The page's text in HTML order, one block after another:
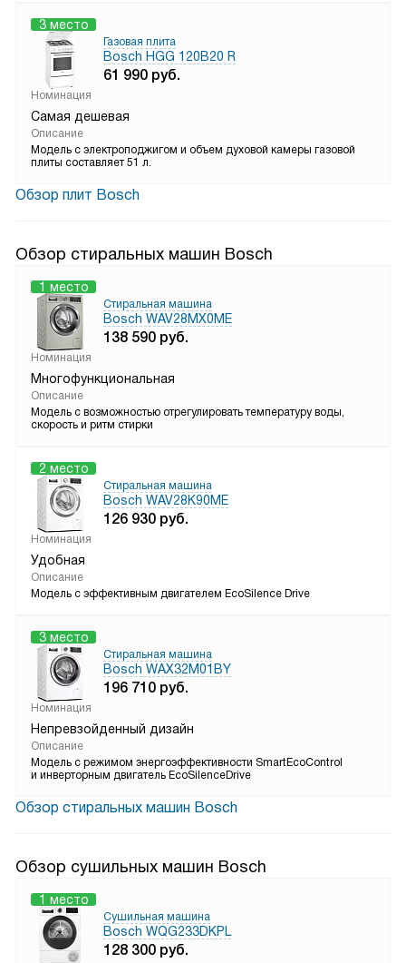
3 место
Газовая плита
Bosch HGG 120B20 R
61 990 руб.
Номинация
Самая дешевая
Описание
Модель с электроподжигом и объем духовой камеры газовой
плиты составляет 51 л.
Обзор плит Bosch
Обзор стиральных машин Bosch
1 место
Стиральная машина
Bosch WAV28MX0ME
138 590 руб.
Номинация
Многофункциональная
Описание
Модель с возможностью отрегулировать температуру воды,
скорость и ритм стирки
2 место
Стиральная машина
Bosch WAV28K90ME
126 930 руб.
Номинация
Удобная
Описание
Модель с эффективным двигателем EcoSilence Drivе
3 место
Стиральная машина
Bosch WAX32M01BY
196 710 руб.
Номинация
Непревзойденный дизайн
Описание
Модель с режимом энергоэффективности SmartEcoControl
и инверторным двигатель EcoSilenceDrive
Обзор стиральных машин Bosch
Обзор сушильных машин Bosch
1 место
Сушильная машина
Bosch WQG233DKPL
128 300 руб.